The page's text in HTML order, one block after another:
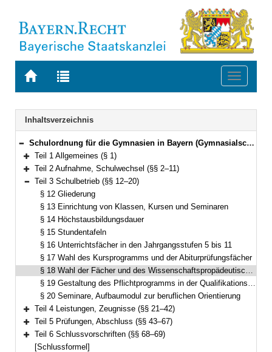
Zur
BAYERN.RECHT
Zur
letzten
Suche
Toggle
Navigation
Inhaltsverzeichnis
Bereich reduzieren
Schulordnung für die Gymnasien in Bayern (Gymnasialschulordnung – GSO) Vom 23. Januar 2007 (GVBl. S. 68) BayRS 2235-1-1-1-K (§§ 1–69)
Bereich erweitern
Teil 1 Allgemeines (§ 1)
Bereich erweitern
Teil 2 Aufnahme, Schulwechsel (§§ 2–11)
Bereich reduzieren
Teil 3 Schulbetrieb (§§ 12–20)
§ 12 Gliederung
§ 13 Einrichtung von Klassen, Kursen und Seminaren
§ 14 Höchstausbildungsdauer
§ 15 Stundentafeln
§ 16 Unterrichtsfächer in den Jahrgangsstufen 5 bis 11
§ 17 Wahl des Kursprogramms und der Abiturprüfungsfächer
§ 18 Wahl der Fächer und des Wissenschaftspropädeutischen Seminars
§ 19 Gestaltung des Pflichtprogramms in der Qualifikationsphase
§ 20 Seminare, Aufbaumodul zur beruflichen Orientierung
Bereich erweitern
Teil 4 Leistungen, Zeugnisse (§§ 21–42)
Bereich erweitern
Teil 5 Prüfungen, Abschluss (§§ 43–67)
Bereich erweitern
Teil 6 Schlussvorschriften (§§ 68–69)
[Schlussformel]